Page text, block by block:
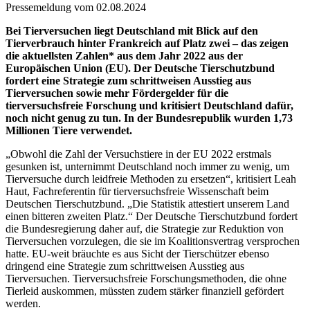
Pressemeldung vom 02.08.2024
Bei Tierversuchen liegt Deutschland mit Blick auf den
Tierverbrauch hinter Frankreich auf Platz zwei – das zeigen
die aktuellsten Zahlen* aus dem Jahr 2022 aus der
Europäischen Union (EU). Der Deutsche Tierschutzbund
fordert eine Strategie zum schrittweisen Ausstieg aus
Tierversuchen sowie mehr Fördergelder für die
tierversuchsfreie Forschung und kritisiert Deutschland dafür,
noch nicht genug zu tun. In der Bundesrepublik wurden 1,73
Millionen Tiere verwendet.
„Obwohl die Zahl der Versuchstiere in der EU 2022 erstmals
gesunken ist, unternimmt Deutschland noch immer zu wenig, um
Tierversuche durch leidfreie Methoden zu ersetzen“, kritisiert Leah
Haut, Fachreferentin für tierversuchsfreie Wissenschaft beim
Deutschen Tierschutzbund. „Die Statistik attestiert unserem Land
einen bitteren zweiten Platz.“ Der Deutsche Tierschutzbund fordert
die Bundesregierung daher auf, die Strategie zur Reduktion von
Tierversuchen vorzulegen, die sie im Koalitionsvertrag versprochen
hatte. EU-weit bräuchte es aus Sicht der Tierschützer ebenso
dringend eine Strategie zum schrittweisen Ausstieg aus
Tierversuchen. Tierversuchsfreie Forschungsmethoden, die ohne
Tierleid auskommen, müssten zudem stärker finanziell gefördert
werden.